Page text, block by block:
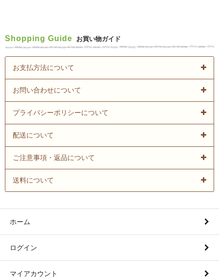
Shopping Guide お買い物ガイド
お支払方法について
お問い合わせについて
プライバシーポリシーについて
配送について
ご注意事項・返品について
送料について
ホーム
ログイン
マイアカウント